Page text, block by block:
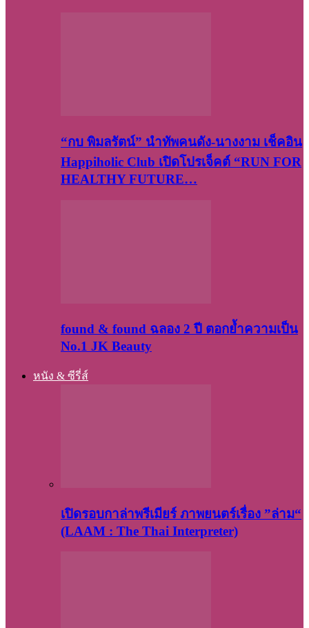
“กบ พิมลรัตน์” นำทัพคนดัง-นางงาม เช็คอิน
Happiholic Club เปิดโปรเจ็คต์ “RUN FOR
HEALTHY FUTURE…
found & found ฉลอง 2 ปี ตอกย้ำความเป็น
No.1 JK Beauty
หนัง & ซีรี่ส์
เปิดรอบกาล่าพรีเมียร์ ภาพยนตร์เรื่อง ”ล่าม“
(LAAM : The Thai Interpreter)